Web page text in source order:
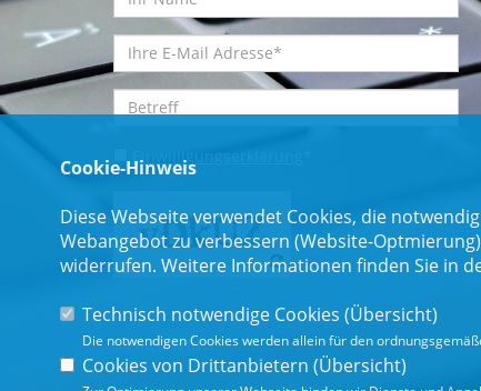
Einwilligungserklärung
* Pflichtfeld
Cookie-Hinweis
Diese Webseite verwendet Cookies, die
Webangebot zu verbessern (Website-
widerrufen. Weitere Informationen finden Sie in
Technisch notwendige Cookies (Übersicht)
Die notwendigen Cookies werden allein für den
Cookies von Drittanbietern (Übersicht)